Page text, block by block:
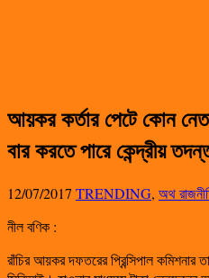
আয়কর কর্তার পেটে কোন
বার করতে পারে কেন্দ্রীয়
12/07/2017 TRENDING, অথ
নীল বণিক :
রাঁচির আয়কর দফতরের প্রিন্সিপাল